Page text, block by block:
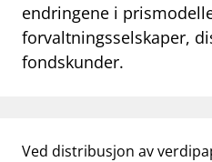
endringene i
forvaltningsselskaper,
fondskunder.
Ved distribusjon av